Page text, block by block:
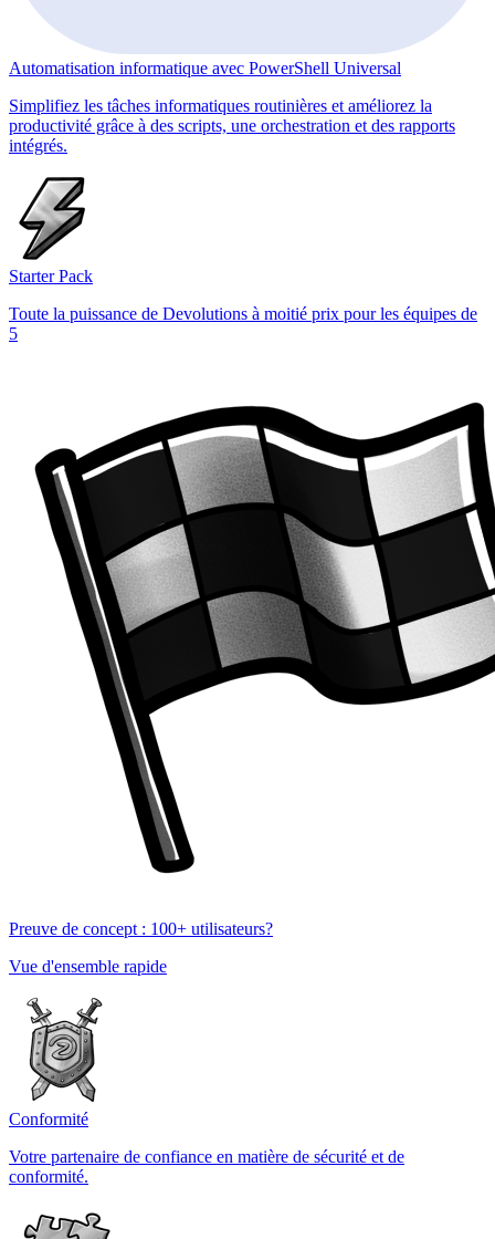
Automatisation informatique avec PowerShell Universal
Simplifiez les tâches informatiques routinières et améliorez la
productivité grâce à des scripts, une orchestration et des rapports
intégrés.
Starter Pack
Toute la puissance de Devolutions à moitié prix pour les équipes de
5
Preuve de concept : 100+ utilisateurs?
Vue d'ensemble rapide
Conformité
Votre partenaire de confiance en matière de sécurité et de
conformité.